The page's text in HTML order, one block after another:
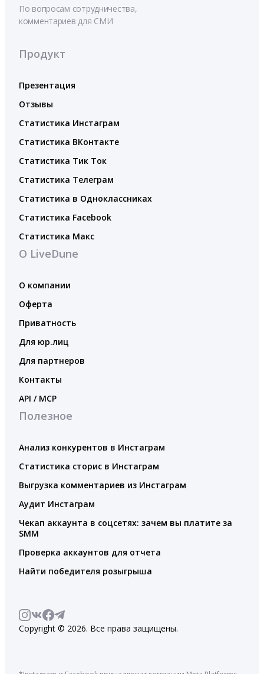
По вопросам сотрудничества,
комментариев для СМИ
Продукт
Презентация
Отзывы
Статистика Инстаграм
Статистика ВКонтакте
Статистика Тик Ток
Статистика Телеграм
Статистика в Одноклассниках
Статистика Facebook
Статистика Макс
О LiveDune
О компании
Оферта
Приватность
Для юр.лиц
Для партнеров
Контакты
API / MCP
Полезное
Анализ конкурентов в Инстаграм
Статистика сторис в Инстаграм
Выгрузка комментариев из Инстаграм
Аудит Инстаграм
Чекап аккаунта в соцсетях: зачем вы платите за
SMM
Проверка аккаунтов для отчета
Найти победителя розыгрыша
Copyright © 2026. Все права защищены.